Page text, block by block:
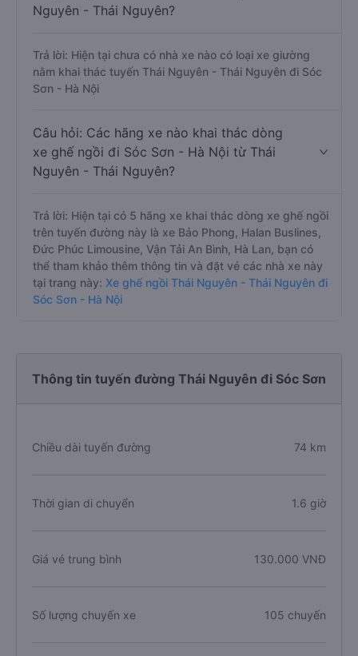
Nguyên - Thái Nguyên?
Trả lời: Hiện tại chưa có nhà xe nào có loại xe giường
nằm khai thác tuyến Thái Nguyên - Thái Nguyên đi Sóc
Sơn - Hà Nội
Câu hỏi: Các hãng xe nào khai thác dòng
xe ghế ngồi đi Sóc Sơn - Hà Nội từ Thái
Nguyên - Thái Nguyên?
Trả lời: Hiện tại có 5 hãng xe khai thác dòng xe ghế ngồi
trên tuyến đường này là xe Bảo Phong, Halan Buslines,
Đức Phúc Limousine, Vận Tải An Bình, Hà Lan, bạn có
thể tham khảo thêm thông tin và đặt vé các nhà xe này
tại trang này: Xe ghế ngồi Thái Nguyên - Thái Nguyên đi
Sóc Sơn - Hà Nội
Thông tin tuyến đường Thái Nguyên đi Sóc Sơn
Chiều dài tuyến đường 74 km
Thời gian di chuyển 1.6 giờ
Giá vé trung bình 130.000 VNĐ
Số lượng chuyến xe 105 chuyến